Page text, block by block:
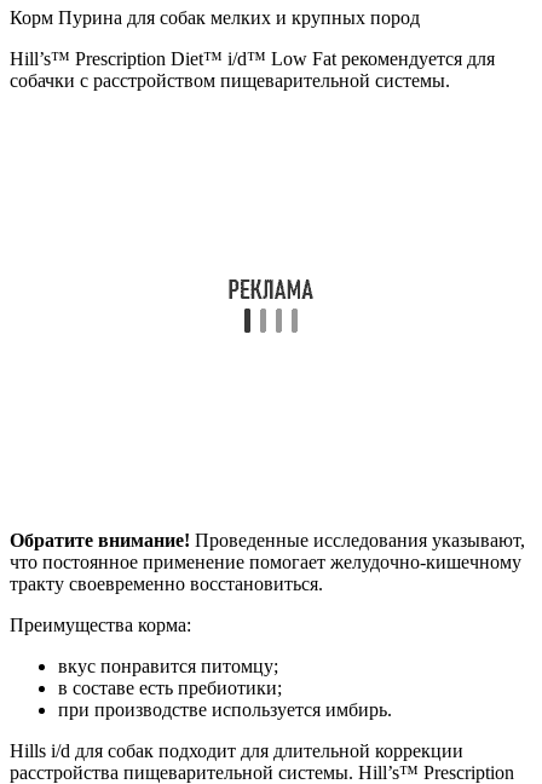
Корм Пурина для собак мелких и крупных пород
Hill’s™ Prescription Diet™ i/d™ Low Fat рекомендуется для
собачки с расстройством пищеварительной системы.
Обратите внимание! Проведенные исследования указывают,
что постоянное применение помогает желудочно-кишечному
тракту своевременно восстановиться.
Преимущества корма:
вкус понравится питомцу;
в составе есть пребиотики;
при производстве используется имбирь.
Hills i/d для собак подходит для длительной коррекции
расстройства пищеварительной системы. Hill’s™ Prescription